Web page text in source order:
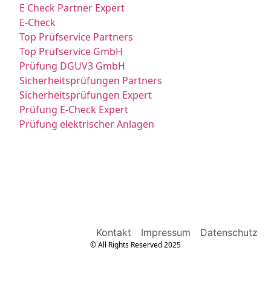
E Check Partner Expert
E-Check
Top Prüfservice Partners
Top Prüfservice GmbH
Prüfung DGUV3 GmbH
Sicherheitsprüfungen Partners
Sicherheitsprüfungen Expert
Prüfung E-Check Expert
Prüfung elektrischer Anlagen
Kontakt Impressum Datenschutz
© All Rights Reserved 2025